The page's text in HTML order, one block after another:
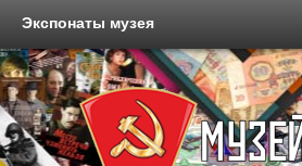
Экспонаты музея